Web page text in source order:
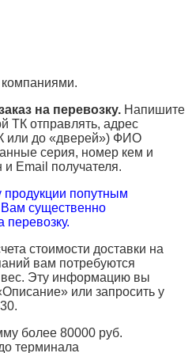
на перевозку. Напишите
ТК отправлять, адрес
или до «дверей») ФИО
серия, номер кем и
и Email получателя.
продукции попутным
Вам существенно
перевозку.
стоимости доставки на
вам потребуются
вес. Эту информацию вы
или запросить у
более 80000 руб.
терминала